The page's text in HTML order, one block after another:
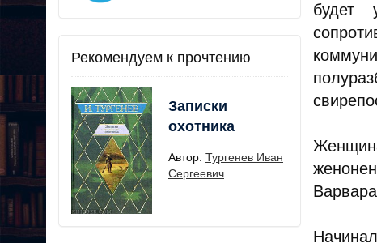
Рекомендуем к прочтению
Записки
охотника
Автор: Тургенев Иван
Сергеевич
будет